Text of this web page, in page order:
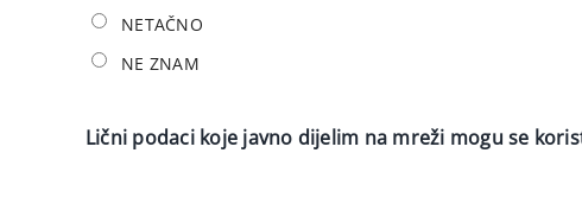
NETAČNO
NE ZNAM
Lični podaci koje javno dijelim na mreži mogu se